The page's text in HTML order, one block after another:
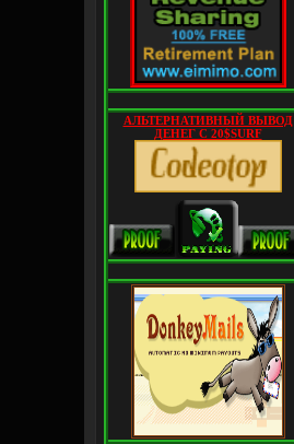
АЛЬТЕРНАТИВНЫЙ ВЫВОД
ДЕНЕГ С 20$SURF